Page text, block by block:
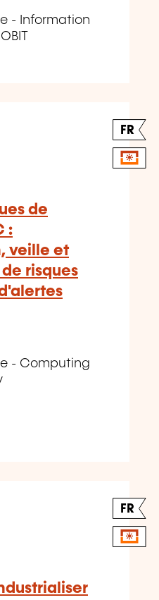
- Information
FR
de
:
veille et
de risques
- Computing
FR